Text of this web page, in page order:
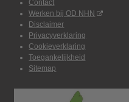
Contact
Werken bij OD NHN
Disclaimer
Privacyverklaring
Cookieverklaring
Toegankelijkheid
Sitemap